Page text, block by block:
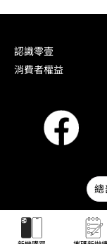
認識零壹
消費者權益
總
© 2026 零壹通訊 |